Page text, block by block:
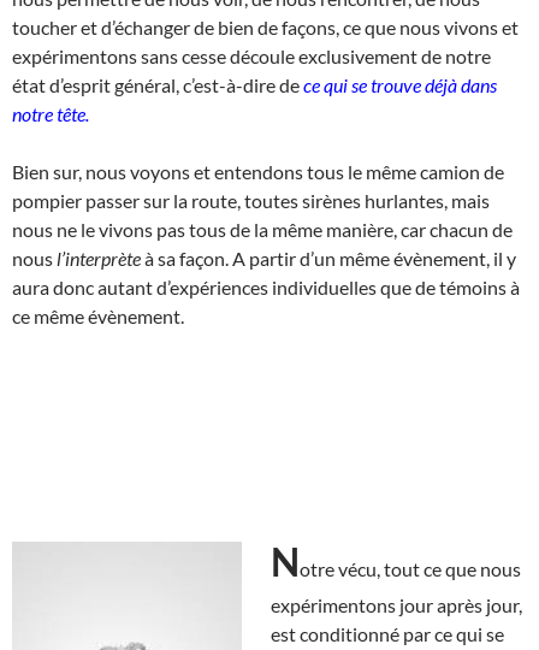
toucher et d’échanger de bien de façons, ce que nous vivons et
expérimentons sans cesse découle exclusivement de notre
état d’esprit général, c’est-à-dire dece qui se trouve déjà dans
notre tête.
Bien sur, nous voyons et entendons tous le même camion de
pompier passer sur la route, toutes sirènes hurlantes, mais
nous ne le vivons pas tous de la même manière, car chacun de
nous l’interprèteà sa façon. A partir d’un même évènement, il y
aura donc autant d’expériences individuelles que de témoins à
ce même évènement.
Notre vécu, tout ce que nous
expérimentons jour après jour,
est conditionné par ce qui se